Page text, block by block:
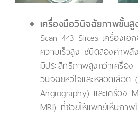
เครื่องมือวินิจฉัยภาพขั้นสู
Scan 443 Slices เครื่องเอ
ความเร็วสูง ชนิดสองค่าพลั
มีประสิทธิภาพสูงกว่าเครื่อ
วินิจฉัยหัวใจและหลอดเลือด
Angiography) และเครื่อง
MRI) ที่ช่วยให้แพทย์เห็นภาพ